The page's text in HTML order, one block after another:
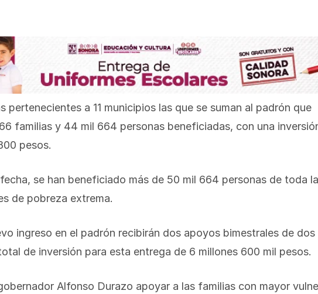
pertenecientes a 11 municipios las que se suman al padrón que
familias y 44 mil 664 personas beneficiadas, con una
pesos.
se han beneficiado más de 50 mil 664 personas de toda
de pobreza extrema.
ingreso en el padrón recibirán dos apoyos bimestrales de dos
de inversión para esta entrega de 6 millones 600 mil pesos.
Alfonso Durazo apoyar a las familias con mayor